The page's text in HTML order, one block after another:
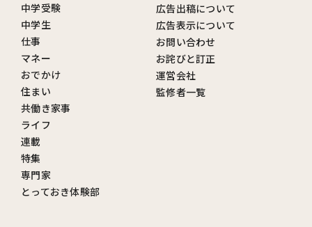
中学受験
中学生
仕事
マネー
おでかけ
住まい
共働き家事
ライフ
連載
特集
専門家
とっておき体験部
広告出稿について
広告表示について
お問い合わせ
お詫びと訂正
運営会社
監修者一覧